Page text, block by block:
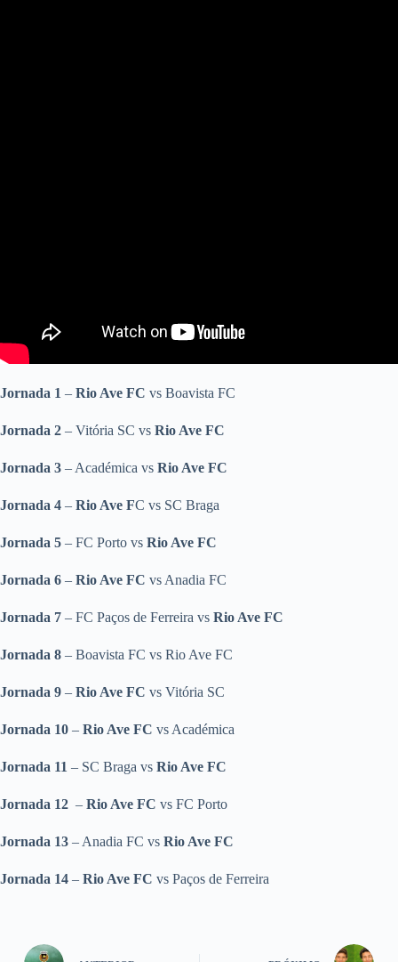
Jornada 1 – Rio Ave FC vs Boavista FC
Jornada 2 – Vitória SC vs Rio Ave FC
Jornada 3 – Académica vs Rio Ave FC
Jornada 4 – Rio Ave FC vs SC Braga
Jornada 5 – FC Porto vs Rio Ave FC
Jornada 6 – Rio Ave FC vs Anadia FC
Jornada 7 – FC Paços de Ferreira vs Rio Ave FC
Jornada 8 – Boavista FC vs Rio Ave FC
Jornada 9 – Rio Ave FC vs Vitória SC
Jornada 10 – Rio Ave FC vs Académica
Jornada 11 – SC Braga vs Rio Ave FC
Jornada 12 – Rio Ave FC vs FC Porto
Jornada 13 – Anadia FC vs Rio Ave FC
Jornada 14 – Rio Ave FC vs Paços de Ferreira